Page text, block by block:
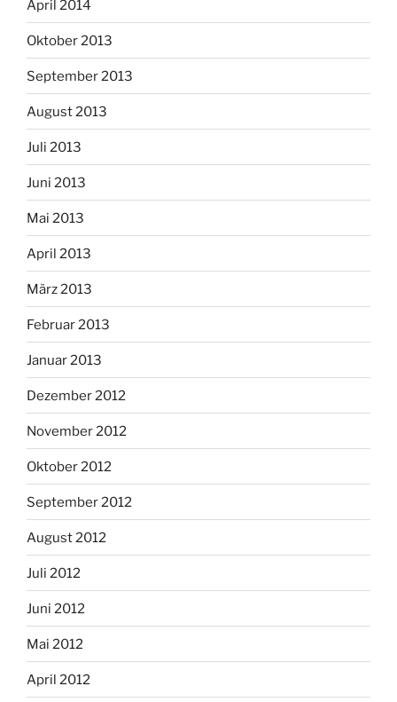
April 2014
Oktober 2013
September 2013
August 2013
Juli 2013
Juni 2013
Mai 2013
April 2013
März 2013
Februar 2013
Januar 2013
Dezember 2012
November 2012
Oktober 2012
September 2012
August 2012
Juli 2012
Juni 2012
Mai 2012
April 2012